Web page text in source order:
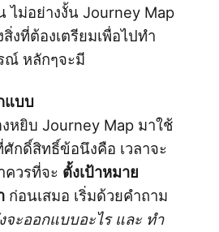
ไม่อย่างงั้น Journey Map
งที่ต้องเตรียมเพื่อไปทำ
ณ์ หลักๆจะมี
แบบ
งหยิบ Journey Map มาใช้
กดิ์สิทธิ์ข้อนึงคือ เวลาจะ
ควรที่จะ ตั้งเป้าหมาย
ก่อนเสมอ เริ่มด้วยคำถาม
จะออกแบบอะไร และ ทำ